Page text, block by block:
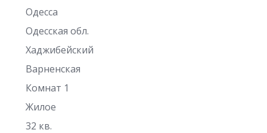
Одесса
Одесская обл.
Хаджибейский
Варненская
Комнат 1
Жилое
32 кв.